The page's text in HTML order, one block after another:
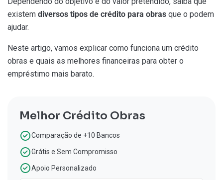
existem diversos tipos de crédito para obras que o podem
ajudar.
Neste artigo, vamos explicar como funciona um crédito
obras e quais as melhores financeiras para obter o
empréstimo mais barato.
Melhor Crédito Obras
Comparação de +10 Bancos
Grátis e Sem Compromisso
Apoio Personalizado